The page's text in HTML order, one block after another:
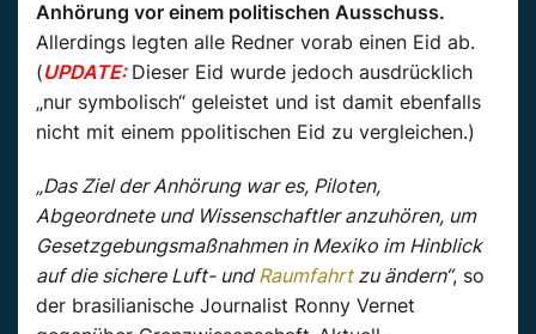
Anhörung vor einem politischen Ausschuss.
Allerdings legten alle Redner vorab einen Eid ab.
(UPDATE: Dieser Eid wurde jedoch ausdrücklich
„nur symbolisch“ geleistet und ist damit ebenfalls
nicht mit einem ppolitischen Eid zu vergleichen.)
„Das Ziel der Anhörung war es, Piloten,
Abgeordnete und Wissenschaftler anzuhören, um
Gesetzgebungsmaßnahmen in Mexiko im Hinblick
auf die sichere Luft- undRaumfahrtzu ändern“, so
der brasilianische Journalist Ronny Vernet